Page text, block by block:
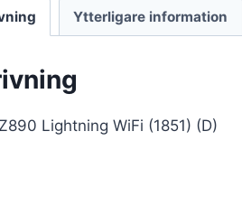
Ytterligare information
Lightning WiFi (1851) (D)